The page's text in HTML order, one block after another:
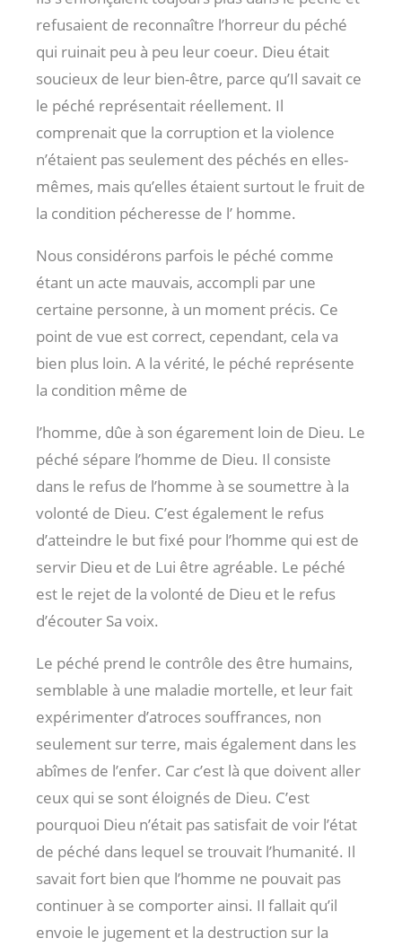
refusaient de reconnaître l’horreur du péché
qui ruinait peu à peu leur coeur. Dieu était
soucieux de leur bien-être, parce qu’Il savait ce
le péché représentait réellement. Il
comprenait que la corruption et la violence
n’étaient pas seulement des péchés en elles-
mêmes, mais qu’elles étaient surtout le fruit de
la condition pécheresse de l’ homme.
Nous considérons parfois le péché comme
étant un acte mauvais, accompli par une
certaine personne, à un moment précis. Ce
point de vue est correct, cependant, cela va
bien plus loin. A la vérité, le péché représente
la condition même de
l’homme, dûe à son égarement loin de Dieu. Le
péché sépare l’homme de Dieu. Il consiste
dans le refus de l’homme à se soumettre à la
volonté de Dieu. C’est également le refus
d’atteindre le but fixé pour l’homme qui est de
servir Dieu et de Lui être agréable. Le péché
est le rejet de la volonté de Dieu et le refus
d’écouter Sa voix.
Le péché prend le contrôle des être humains,
semblable à une maladie mortelle, et leur fait
expérimenter d’atroces souffrances, non
seulement sur terre, mais également dans les
abîmes de l’enfer. Car c’est là que doivent aller
ceux qui se sont éloignés de Dieu. C’est
pourquoi Dieu n’était pas satisfait de voir l’état
de péché dans lequel se trouvait l’humanité. Il
savait fort bien que l’homme ne pouvait pas
continuer à se comporter ainsi. Il fallait qu’il
envoie le jugement et la destruction sur la